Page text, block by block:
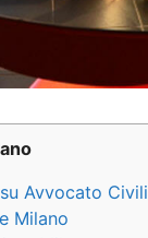
Avvocato
Milano